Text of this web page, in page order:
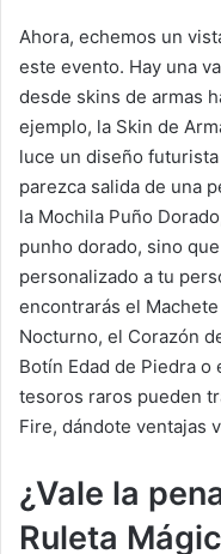
Ahora, echemos un
este evento. Hay una
desde skins de armas
ejemplo, la Skin de
luce un diseño
parezca salida de una
la Mochila Puño
punho dorado, sino
personalizado a tu
encontrarás el
Nocturno, el Corazón
Botín Edad de Piedra o
tesoros raros pueden
Fire, dándote ventajas
¿Vale la
Ruleta